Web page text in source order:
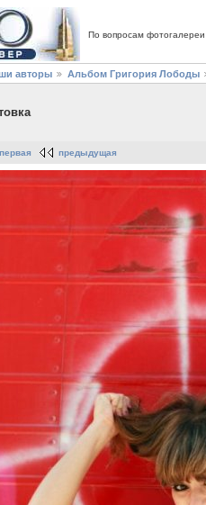
По вопросам
авторы Альбом Григория Лободы
первая предыдущая